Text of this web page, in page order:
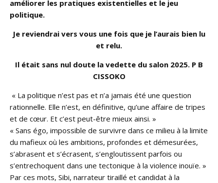
améliorer les pratiques existentielles et le jeu
politique.
Je reviendrai vers vous une fois que je l’aurais bien lu
et relu.
Il était sans nul doute la vedette du salon 2025. P B
CISSOKO
« La politique n’est pas et n’a jamais été une question
rationnelle. Elle n’est, en définitive, qu’une affaire de tripes
et de cœur. Et c’est peut-être mieux ainsi. »
« Sans égo, impossible de survivre dans ce milieu à la limite
du mafieux où les ambitions, profondes et démesurées,
s’abrasent et s’écrasent, s’engloutissent parfois ou
s’entrechoquent dans une tectonique à la violence inouïe. »
Par ces mots, Sibi, narrateur tiraillé et candidat à la